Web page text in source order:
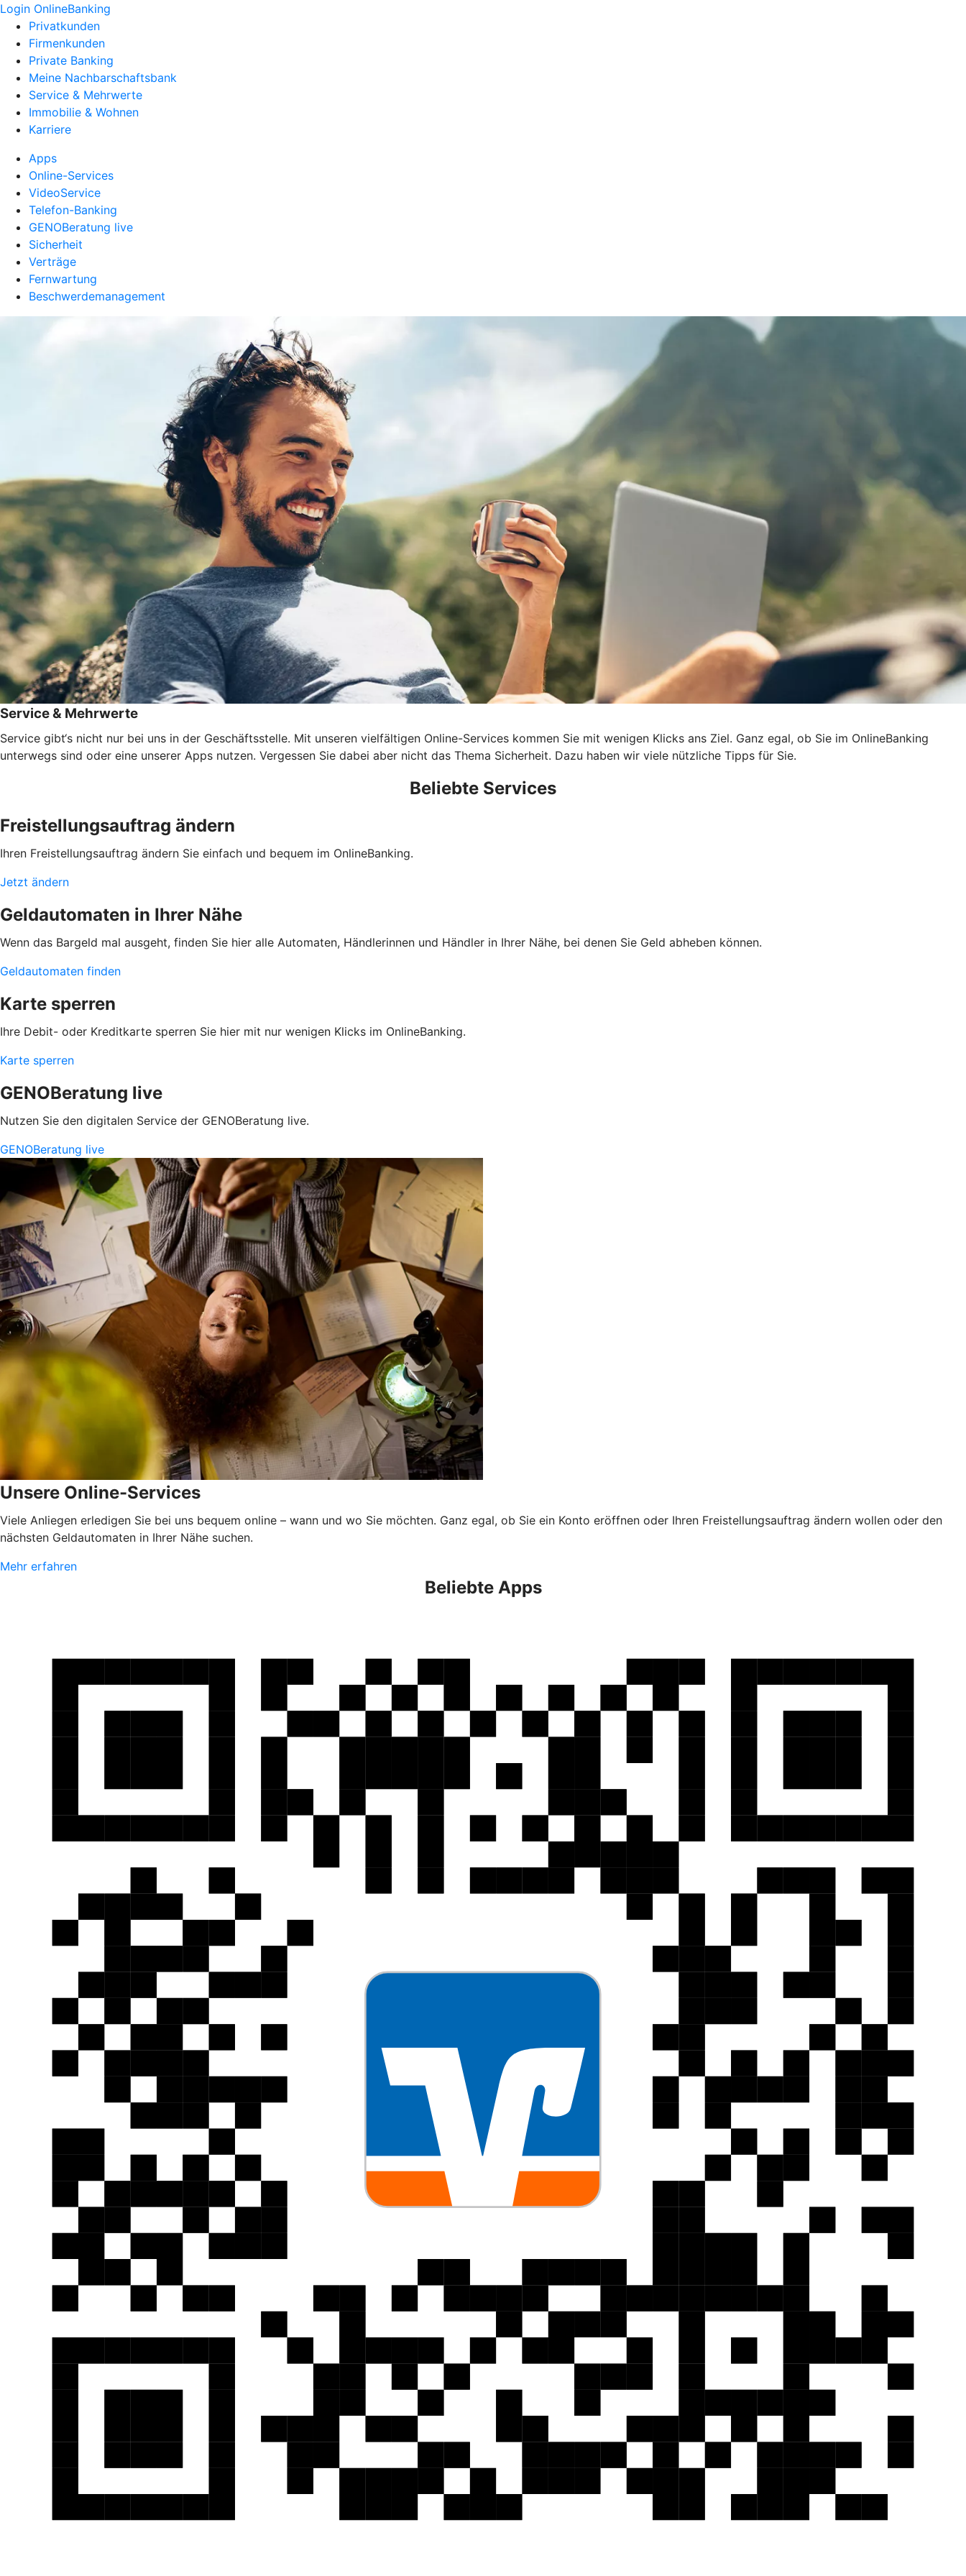
Login OnlineBanking
Privatkunden
Firmenkunden
Private Banking
Meine Nachbarschaftsbank
Service & Mehrwerte
Immobilie & Wohnen
Karriere
Apps
Online-Services
VideoService
Telefon-Banking
GENOBeratung live
Sicherheit
Verträge
Fernwartung
Beschwerdemanagement
Service & Mehrwerte
Service gibt‘s nicht nur bei uns in der Geschäftsstelle. Mit unseren vielfältigen Online-Services kommen Sie mit wenigen Klicks ans Ziel. Ganz egal, ob Sie im OnlineBanking
unterwegs sind oder eine unserer Apps nutzen. Vergessen Sie dabei aber nicht das Thema Sicherheit. Dazu haben wir viele nützliche Tipps für Sie.
Beliebte Services
Freistellungsauftrag ändern
Ihren Freistellungsauftrag ändern Sie einfach und bequem im OnlineBanking.
Jetzt ändern
Geldautomaten in Ihrer Nähe
Wenn das Bargeld mal ausgeht, finden Sie hier alle Automaten, Händlerinnen und Händler in Ihrer Nähe, bei denen Sie Geld abheben können.
Geldautomaten finden
Karte sperren
Ihre Debit- oder Kreditkarte sperren Sie hier mit nur wenigen Klicks im OnlineBanking.
Karte sperren
GENOBeratung live
Nutzen Sie den digitalen Service der GENOBeratung live.
GENOBeratung live
Unsere Online-Services
Viele Anliegen erledigen Sie bei uns bequem online – wann und wo Sie möchten. Ganz egal, ob Sie ein Konto eröffnen oder Ihren Freistellungsauftrag ändern wollen oder den
nächsten Geldautomaten in Ihrer Nähe suchen.
Mehr erfahren
Beliebte Apps